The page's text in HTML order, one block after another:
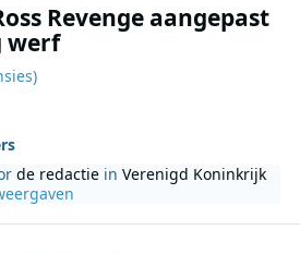
Revenge aangepast
werf
de redactie inVerenigd Koninkrijk